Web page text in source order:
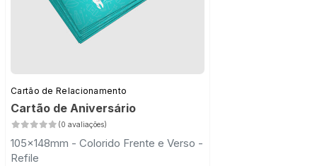
Cartão de Relacionamento
Cartão de Aniversário
(0 avaliações)
105x148mm - Colorido Frente e Verso -
Refile